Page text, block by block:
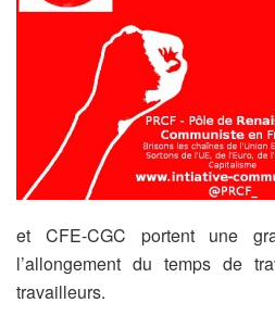
et CFE-CGC portent une
l’allongement du temps de
travailleurs.